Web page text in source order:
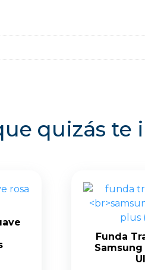
quizás te
Funda
Samsung